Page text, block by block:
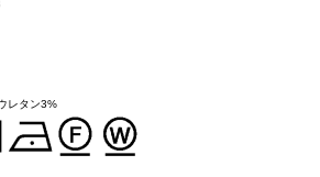
レタン3%